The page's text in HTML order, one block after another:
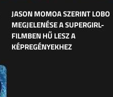
JASON MOMOA SZERINT LOBO
MEGJELENÉSE A SUPERGIRL-
FILMBEN HŰ LESZ A
KÉPREGÉNYEKHEZ